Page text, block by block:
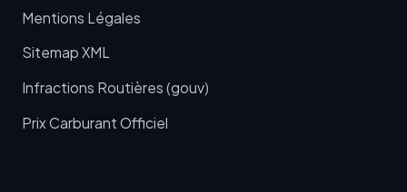
Mentions Légales
Sitemap XML
Infractions Routières (gouv)
Prix Carburant Officiel